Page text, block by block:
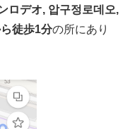
ロデオ, 압구정로데오,
徒歩1分の所にあり